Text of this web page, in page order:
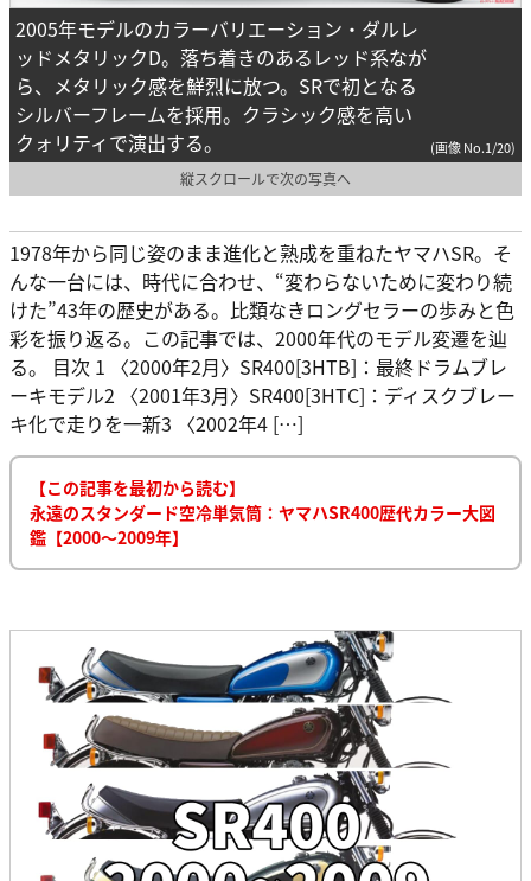
2005年モデルのカラーバリエーション・ダルレ
ッドメタリックD。落ち着きのあるレッド系なが
ら、メタリック感を鮮烈に放つ。SRで初となる
シルバーフレームを採用。クラシック感を高い
クォリティで演出する。
(画像 No.1/20)
縦スクロールで次の写真へ
1978年から同じ姿のまま進化と熟成を重ねたヤマハSR。そ
んな一台には、時代に合わせ、“変わらないために変わり続
けた”43年の歴史がある。比類なきロングセラーの歩みと色
彩を振り返る。この記事では、2000年代のモデル変遷を辿
る。 目次 1 〈2000年2月〉SR400[3HTB]：最終ドラムブレ
ーキモデル2 〈2001年3月〉SR400[3HTC]：ディスクブレー
キ化で走りを一新3 〈2002年4 […]
【この記事を最初から読む】
永遠のスタンダード空冷単気筒：ヤマハSR400歴代カラー大図
鑑【2000～2009年】